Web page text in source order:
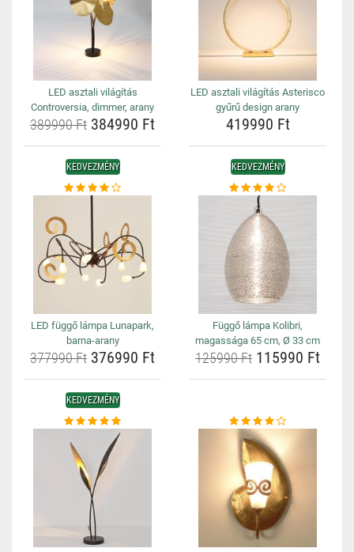
LED asztali világítás
Controversia, dimmer, arany
389990 Ft 384990 Ft
LED asztali világítás Asterisco
gyűrű design arany
419990 Ft
KEDVEZMÉNY
LED függő lámpa Lunapark,
barna-arany
377990 Ft 376990 Ft
KEDVEZMÉNY
Függő lámpa Kolibri,
magassága 65 cm, Ø 33 cm
125990 Ft 115990 Ft
KEDVEZMÉNY